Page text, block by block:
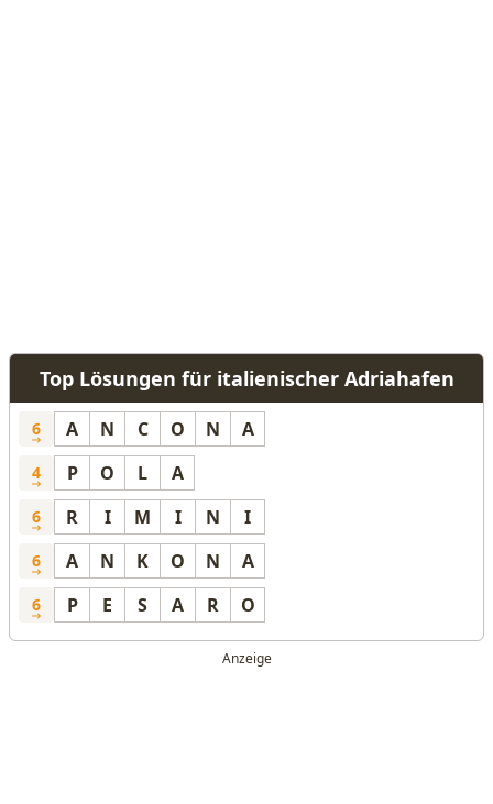
Top Lösungen für italienischer Adriahafen
6 A N C O N A
4 P O L A
6 R I M I N I
6 A N K O N A
6 P E S A R O